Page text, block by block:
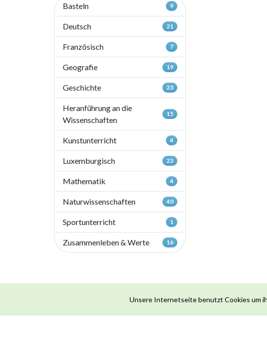
Basteln 9
Deutsch 21
Französisch 7
Geografie 19
Geschichte 23
Heranführung an die
Wissenschaften
15
Kunstunterricht 4
Luxemburgisch 23
Mathematik 4
Naturwissenschaften 40
Sportunterricht 1
Zusammenleben & Werte 16
Unsere Internetseite benutzt Cookies um